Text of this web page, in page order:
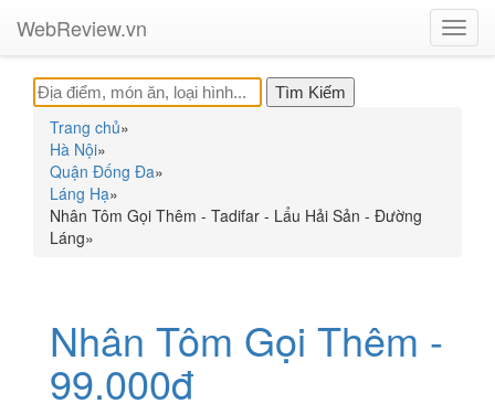
WebReview.vn
Trang chủ»
Hà Nội»
Quận Đống Đa»
Láng Hạ»
Nhân Tôm Gọi Thêm - Tadifar - Lẩu Hải Sản - Đường
Láng»
Nhân Tôm Gọi Thêm -
99.000đ